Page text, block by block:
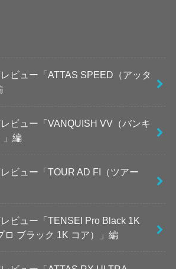
ビュー「ATTAS SPEED（アッタ
ビュー「VANQUISH VV（バンキ
」編
ビュー「TOUR AD FI（ツアー
ビュー「TENSEI Pro Black 1K
ロ ブラック 1K コア）」編